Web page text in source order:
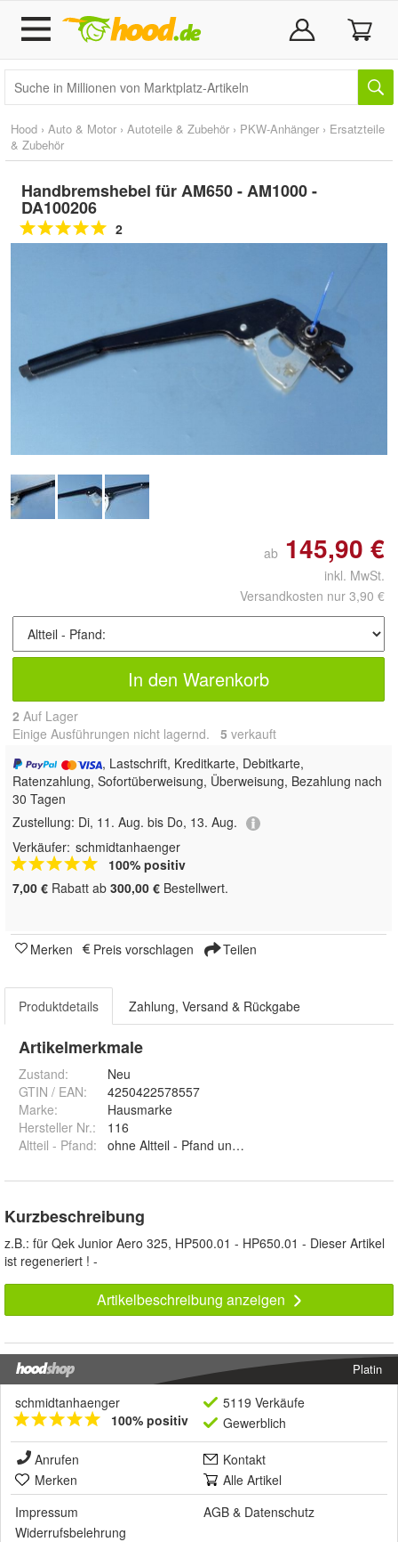
Hood › Auto & Motor › Autoteile & Zubehör › PKW-Anhänger › Ersatzteile
& Zubehör
Handbremshebel für AM650 - AM1000 -
DA100206
2
ab 145,90 €
inkl. MwSt.
Versandkosten nur 3,90 €
In den Warenkorb
2 Auf Lager
Einige Ausführungen nicht lagernd. 5 verkauft
, Lastschrift, Kreditkarte, Debitkarte,
Ratenzahlung, Sofortüberweisung, Überweisung, Bezahlung nach
30 Tagen
Zustellung: Di, 11. Aug. bis Do, 13. Aug.
Verkäufer: schmidtanhaenger
100% positiv
7,00 € Rabatt ab 300,00 € Bestellwert.
Merken Preis vorschlagen Teilen
Produktdetails Zahlung, Versand & Rückgabe
Artikelmerkmale
Zustand:
Neu
GTIN / EAN:
4250422578557
Marke:
Hausmarke
Hersteller Nr.:
116
Altteil - Pfand: ohne Altteil - Pfand und mit Altteil - Pfand
Kurzbeschreibung
z.B.: für Qek Junior Aero 325, HP500.01 - HP650.01 - Dieser Artikel
ist regeneriert ! -
Artikelbeschreibung anzeigen
Platin
schmidtanhaenger
100% positiv
5119 Verkäufe
Gewerblich
Anrufen
Kontakt
Merken
Alle Artikel
Impressum
AGB & Datenschutz
Widerrufsbelehrung